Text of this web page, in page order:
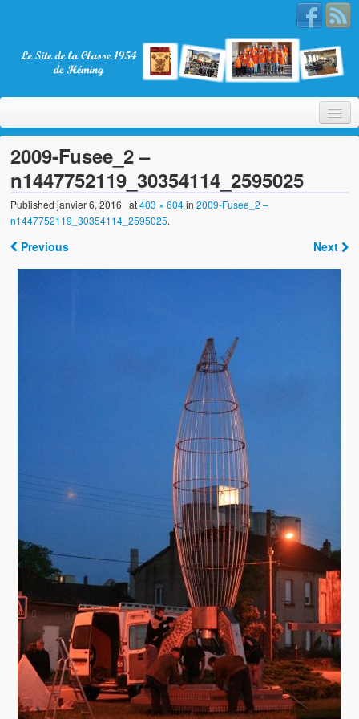
Bienvenue
La Classe 1954
Les aubades
Photos
20 ans, ça se fête ! Souvenirs de 2009…
2014, les 25 ans de l’association
17/05/2015 : LA vidéo souvenir 2015
17/05/2015 : Tous nos membres étaient en action
17/05/2015 : 127 brocanteurs vous attendaient
2009-Fusee_2 –
n1447752119_30354114_2595025
Publishedjanvier 6, 2016 at403 × 604in2009-Fusee_2 –
n1447752119_30354114_2595025.
Previous Next